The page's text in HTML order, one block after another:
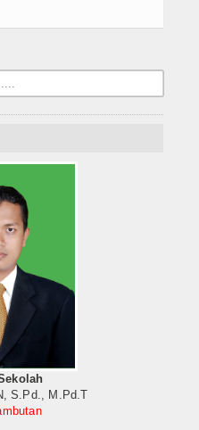
S.Pd., M.Pd.T